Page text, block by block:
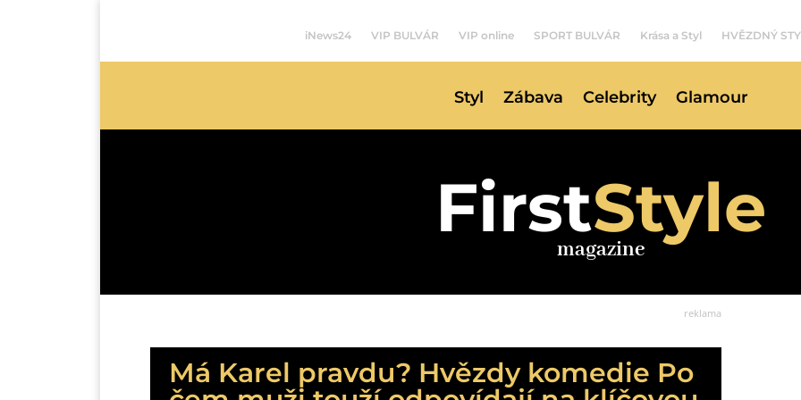
iNews24 VIP BULVÁR VIP online SPORT BULVÁR Krása a Styl HVĚZDNÝ
Styl Zábava Celebrity Glamour
FirstStyle
magazine
reklama
Má Karel pravdu? Hvězdy komedie Po